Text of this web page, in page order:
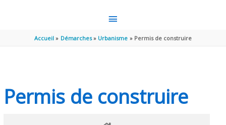
MENU
PRINCIPAL
Accueil Démarches Urbanisme Permis de construire
Permis de construire